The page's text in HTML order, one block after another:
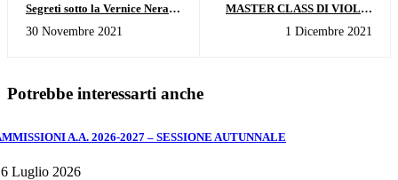
Segreti sotto la Vernice Nera (a
Giovedì 18 Novembre 2021 –
30 Novembre 2021
MASTER CLASS DI VIOLA-
GENNAIO 2022
1 Dicembre 2021
Potrebbe interessarti anche
A.A. 2026-2027 – SESSIONE AUTUNNALE
Luglio 2026